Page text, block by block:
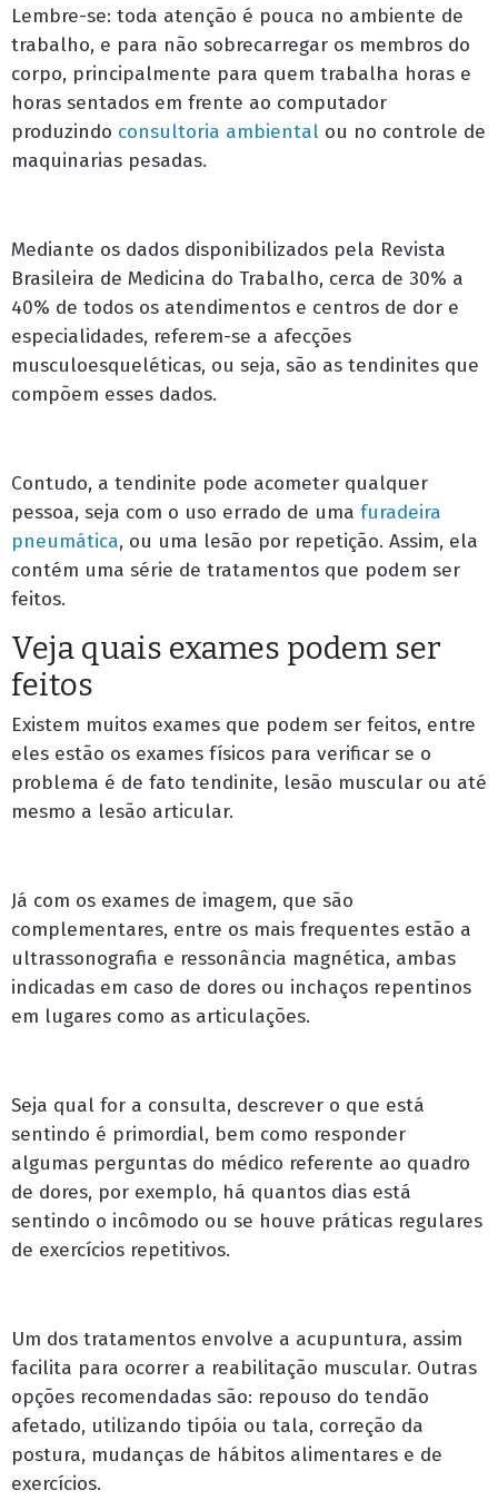
Lembre-se: toda atenção é pouca no ambiente de
trabalho, e para não sobrecarregar os membros do
corpo, principalmente para quem trabalha horas e
horas sentados em frente ao computador
produzindo consultoria ambiental ou no controle de
maquinarias pesadas.
Mediante os dados disponibilizados pela Revista
Brasileira de Medicina do Trabalho, cerca de 30% a
40% de todos os atendimentos e centros de dor e
especialidades, referem-se a afecções
musculoesqueléticas, ou seja, são as tendinites que
compõem esses dados.
Contudo, a tendinite pode acometer qualquer
pessoa, seja com o uso errado de uma furadeira
pneumática, ou uma lesão por repetição. Assim, ela
contém uma série de tratamentos que podem ser
feitos.
Veja quais exames podem ser
feitos
Existem muitos exames que podem ser feitos, entre
eles estão os exames físicos para verificar se o
problema é de fato tendinite, lesão muscular ou até
mesmo a lesão articular.
Já com os exames de imagem, que são
complementares, entre os mais frequentes estão a
ultrassonografia e ressonância magnética, ambas
indicadas em caso de dores ou inchaços repentinos
em lugares como as articulações.
Seja qual for a consulta, descrever o que está
sentindo é primordial, bem como responder
algumas perguntas do médico referente ao quadro
de dores, por exemplo, há quantos dias está
sentindo o incômodo ou se houve práticas regulares
de exercícios repetitivos.
Um dos tratamentos envolve a acupuntura, assim
facilita para ocorrer a reabilitação muscular. Outras
opções recomendadas são: repouso do tendão
afetado, utilizando tipóia ou tala, correção da
postura, mudanças de hábitos alimentares e de
exercícios.